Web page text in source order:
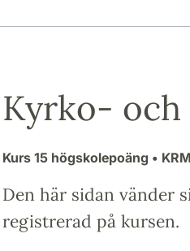
Kyrko-
Kurs 15 högskolepoäng •
Den här sidan vänder
registrerad på kursen.